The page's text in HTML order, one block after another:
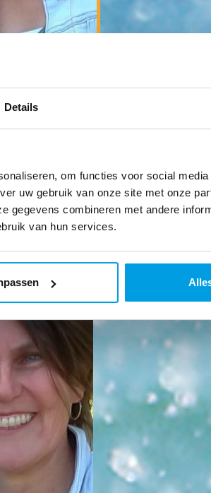
Details
om functies voor social
uw gebruik van onze site met onze
gegevens combineren met andere
van hun services.